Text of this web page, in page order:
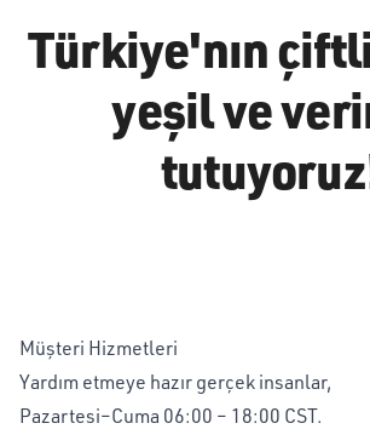
Türkiye'nın
yeşil ve
Müşteri Hizmetleri
Yardım etmeye hazır gerçek insanlar,
Pazartesi–Cuma 06:00 – 18:00 CST.